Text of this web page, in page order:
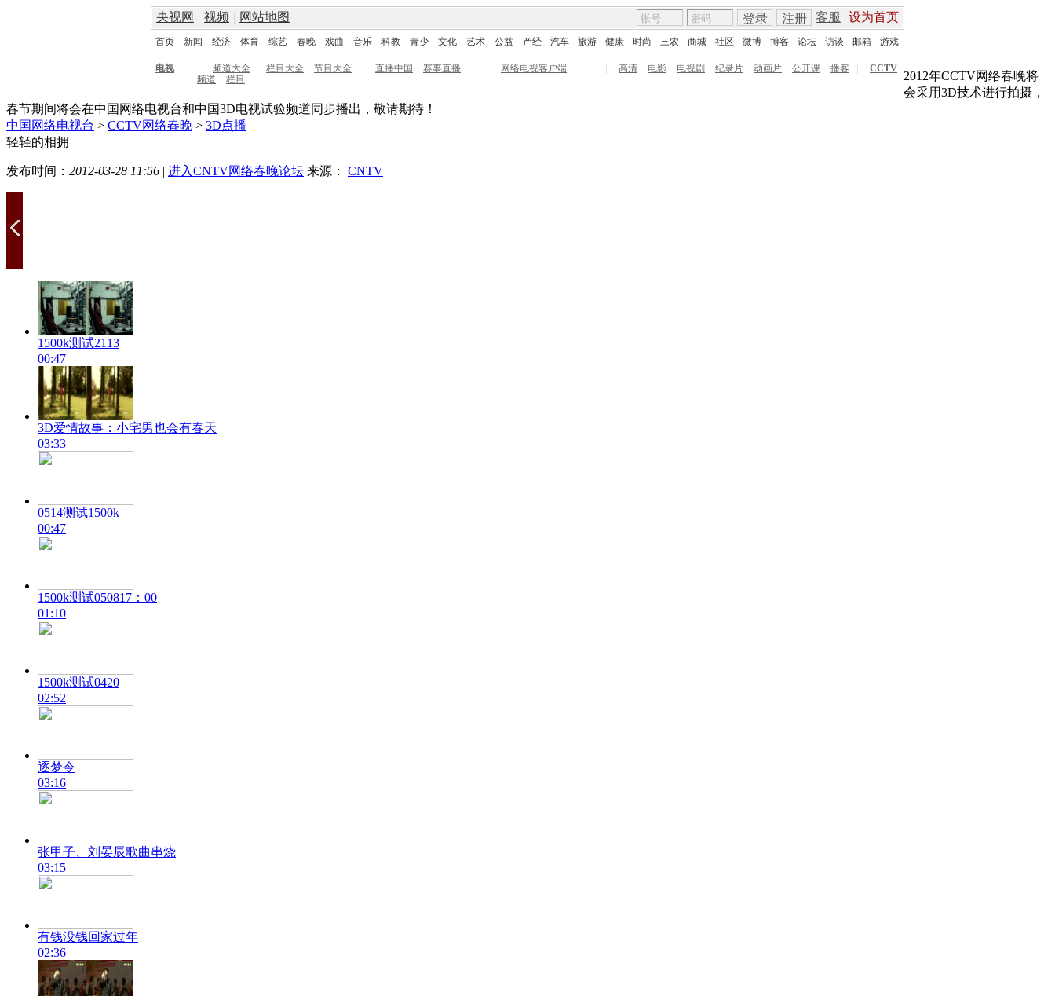
央视网 | 视频 | 网站地图 客服 设为首页
登录 注册
首页 新闻 经济 体育 综艺 春晚 戏曲 音乐 科教 青少 文化 艺术 公益 产经 汽车 旅游 健康 时尚 三农 商城 社区 微博 博客 论坛 访谈 邮箱 游戏
电视 频道大全 栏目大全 节目大全 直播中国 赛事直播 网络电视客户端 | 高清 电影 电视剧 纪录片 动画片 公开课 播客 |
CCTV
频道
栏目
2012年CCTV网络春晚将
会采用3D技术进行拍摄，
春节期间将会在中国网络电视台和中国3D电视试验频道同步播出，敬请期待！
中国网络电视台 > CCTV网络春晚 > 3D点播
轻轻的相拥
发布时间： 2012-03-28 11:56 | 进入CNTV网络春晚论坛 来源： CNTV
1500k测试2113
00:47
3D爱情故事：小宅男也会有春天
03:33
0514测试1500k
00:47
1500k测试050817：00
01:10
1500k测试0420
02:52
逐梦令
03:16
张甲子、刘晏辰歌曲串烧
03:15
有钱没钱回家过年
02:36